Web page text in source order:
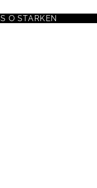
O STARKEN